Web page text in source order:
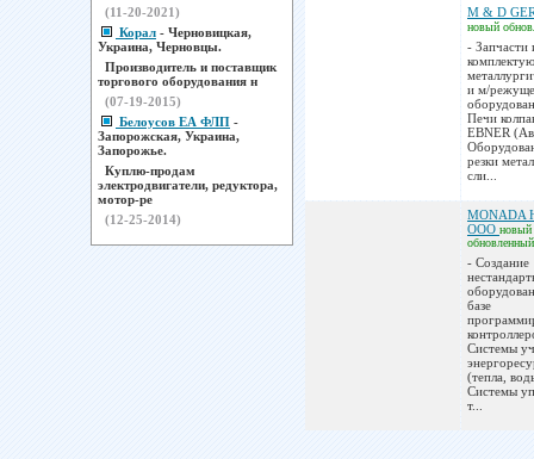
(11-20-2021)
Корал - Черновицкая,
Украина, Черновцы.
Производитель и поставщик
торгового оборудования н
(07-19-2015)
Белоусов ЕА ФЛП -
Запорожская, Украина,
Запорожье.
Куплю-продам
электродвигатели, редуктора,
мотор-ре
(12-25-2014)
M & D
новый
- Запчасти
и м/
Печи
EBNER
резки
сли...
MONADA
ООО новый
обновленный
- Создание
базе
Системы
(тепла,
Системы
т...